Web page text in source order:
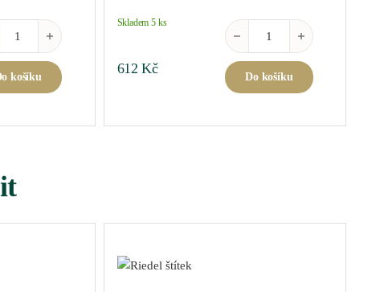
blanc 2023 0,75 l množství
košíku
Skladem 5 ks
612Kč
Juliénas 2022 0,75 l množství
Do košíku